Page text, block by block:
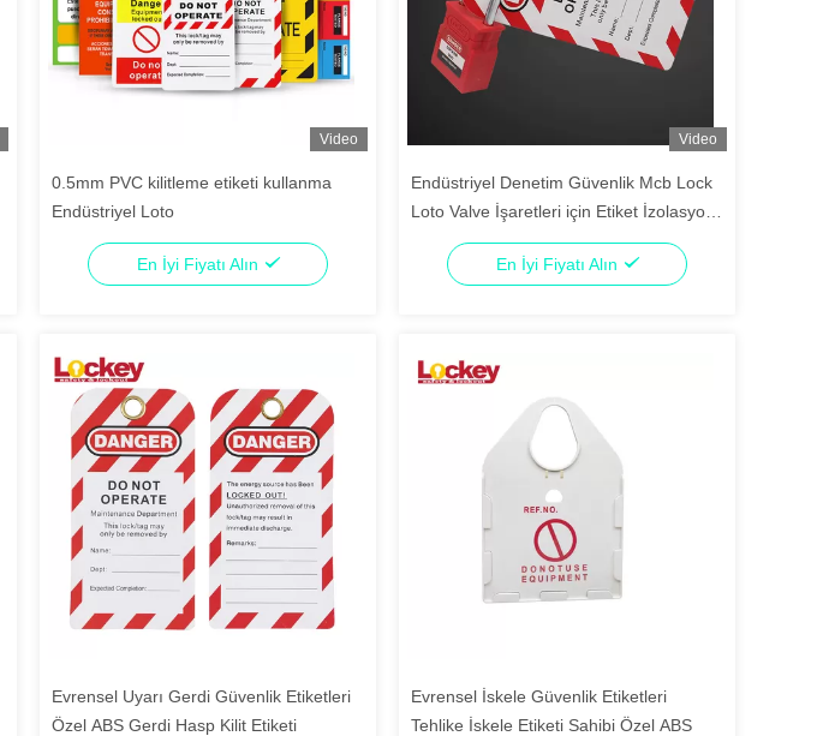
Video
0.5mm PVC kilitleme etiketi kullanma
Endüstriyel Loto
En İyi Fiyatı Alın
Video
Endüstriyel Denetim Güvenlik Mcb Lock
Loto Valve İşaretleri için Etiket İzolasyon
Kilitleme
En İyi Fiyatı Alın
Evrensel Uyarı Gerdi Güvenlik Etiketleri
Özel ABS Gerdi Hasp Kilit Etiketi
Evrensel İskele Güvenlik Etiketleri
Tehlike İskele Etiketi Sahibi Özel ABS